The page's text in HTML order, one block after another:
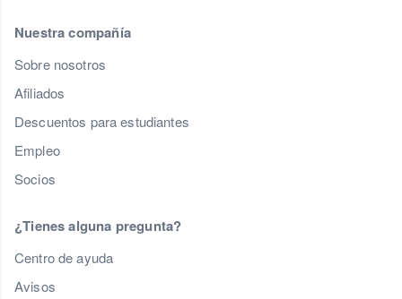
Nuestra compañía
Sobre nosotros
Afiliados
Descuentos para estudiantes
Empleo
Socios
¿Tienes alguna pregunta?
Centro de ayuda
Avisos